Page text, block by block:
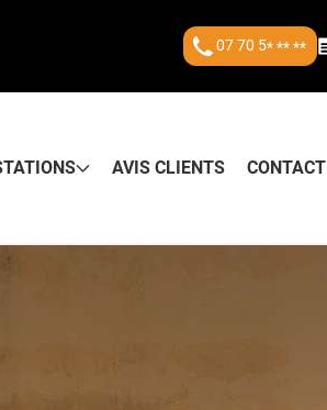
07 70 5* ** **
AVIS CLIENTS CONTACT